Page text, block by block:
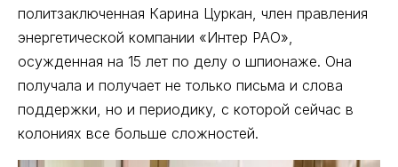
политзаключенная Карина Цуркан, член правления
энергетической компании «Интер РАО»,
осужденная на 15 лет по делу о шпионаже. Она
получала и получает не только письма и слова
поддержки, но и периодику, с которой сейчас в
колониях все больше сложностей.